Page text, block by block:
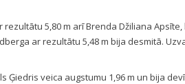
rezultātu 5,80 m arī Brenda Džiliana
ar rezultātu 5,48 m bija desmitā.
Ģiedris veica augstumu 1,96 m un bija